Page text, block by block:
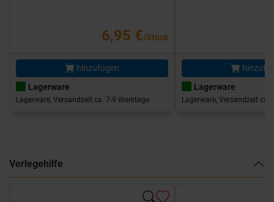
6,95 €/Stück
hinzufügen
Lagerware
Lagerware, Versandzeit ca. 7-9 Werktage
Lagerware
Lagerware, Versandzeit ca.
Verlegehilfe